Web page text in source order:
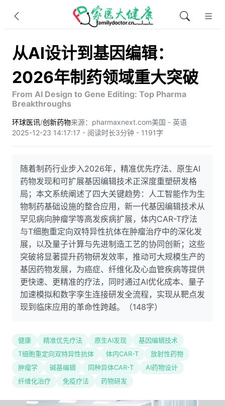
从AI设计到基因编辑：
2026年制药领域重大突破
From AI Design to Gene Editing: Top Pharma
Breakthroughs
环球医讯/创新药物来源：pharmaxnext.com美国 - 英语
2025-12-23 14:17:17 - 阅读时长3分钟 - 1191字
随着制药行业步入2026年，精准优先疗法、原生AI
药物发现和可扩展基因编辑技术正深度重塑研发格
局；本文系统阐述了四大关键趋势：人工智能作为生
物制药基础设施的整合应用，新一代基因编辑技术从
罕见病向肿瘤学等高发疾病扩展，体内CAR-T疗法
与T细胞重定向双特异性抗体在肿瘤治疗中的深化发
展，以及量子计算与先进制造工艺的协同创新；这些
突破将显著提升药物研发效率，推动可大规模生产的
基因药物发展，为癌症、纤维化及心血管疾病等提供
更快速、更精准的疗法，同时通过AI优化成本、量子
加速模拟和数字孪生连接研发全流程，实现从靶点发
现到临床应用的革命性跨越。（148字）
健康 精准优先疗法 原生AI发现
基因编辑技术
T细胞重定向双特异性抗体
体内CAR-T
放射性药物
肿瘤学
碱基编辑 同种异体CAR-T
AI药物设计
纤维化治疗
免疫疗法 药物研发